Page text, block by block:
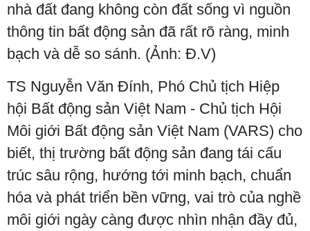
nhà đất đang không còn đất sống vì nguồn
thông tin bất động sản đã rất rõ ràng, minh
bạch và dễ so sánh. (Ảnh: Đ.V)
TS Nguyễn Văn Đính, Phó Chủ tịch Hiệp
hội Bất động sản Việt Nam - Chủ tịch Hội
Môi giới Bất động sản Việt Nam (VARS) cho
biết, thị trường bất động sản đang tái cấu
trúc sâu rộng, hướng tới minh bạch, chuẩn
hóa và phát triển bền vững, vai trò của nghề
môi giới ngày càng được nhìn nhận đầy đủ,